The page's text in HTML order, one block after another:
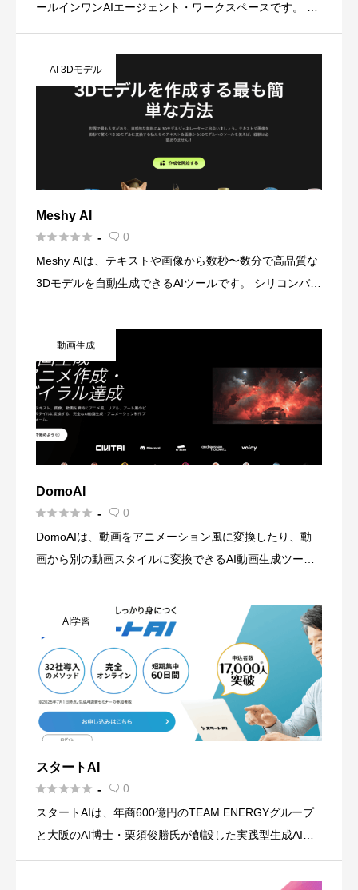
ールインワンAIエージェント・ワークスペースです。 自
判別し、リサーチ、記事執筆、画像・動画生成、スライ
ド作成、 […]
AI 3Dモデル
Meshy AI
 -  0
Meshy AIは、テキストや画像から数秒〜数分で高品質な
3Dモデルを自動生成できるAIツールです。 シリコンバレ
ンなど幅広い用途に対応。 Text to 3D、I […]
動画生成
DomoAI
 -  0
DomoAIは、動画をアニメーション風に変換したり、動
画から別の動画スタイルに変換できるAI動画生成ツール
なスタイルに変換する機能を持ち、クリエイターやマー
ケター向け […]
AI学習
スタートAI
 -  0
スタートAIは、年商600億円のTEAM ENERGYグループ
と大阪のAI博士・栗須俊勝氏が創設した実践型生成AIス
実践まで段階的に学べる3つのカリキュラム(ベーシッ